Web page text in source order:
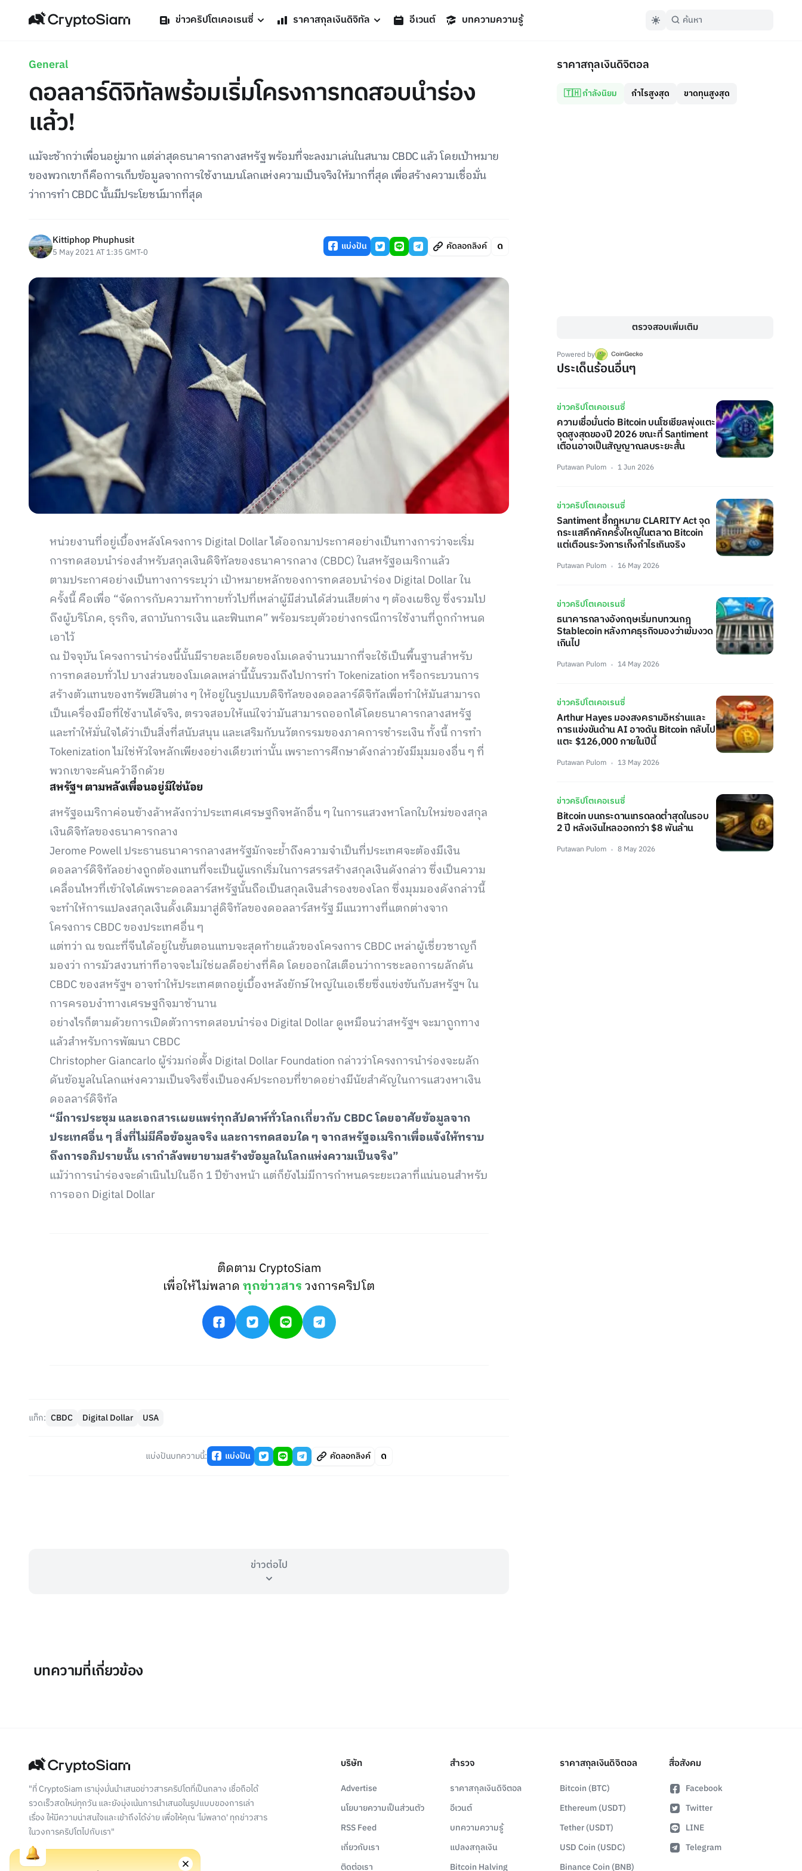
ข่าวคริปโตเคอเรนซี่ ราคาสกุลเงินดิจิทัล อีเวนต์ บทความความรู้
General
ดอลลาร์ดิจิทัลพร้อมเริ่มโครงการทดสอบนำร่อง
แล้ว!
แม้จะช้ากว่าเพื่อนอยู่มาก แต่ล่าสุดธนาคารกลางสหรัฐ พร้อมที่จะลงมาเล่นในสนาม CBDC แล้ว โดยเป้าหมาย
ของพวกเขาก็คือการเก็บข้อมูลจากการใช้งานบนโลกแห่งความเป็นจริงให้มากที่สุด เพื่อสร้างความเชื่อมั่น
ว่าการทำ CBDC นั้นมีประโยชน์มากที่สุด
Kittiphop Phuphusit
5 May 2021 AT 1:35 GMT-0 แบ่งปัน คัดลอกลิงค์
หน่วยงานที่อยู่เบื้องหลังโครงการ Digital Dollar ได้ออกมาประกาศอย่างเป็นทางการว่าจะเริ่ม
การทดสอบนำร่องสำหรับสกุลเงินดิจิทัลของธนาคารกลาง (CBDC) ในสหรัฐอเมริกาแล้ว
ตามประกาศอย่างเป็นทางการระบุว่า เป้าหมายหลักของการทดสอบนำร่อง Digital Dollar ใน
ครั้งนี้ คือเพื่อ “จัดการกับความท้าทายทั่วไปที่เหล่าผู้มีส่วนได้ส่วนเสียต่าง ๆ ต้องเผชิญ ซึ่งรวมไป
ถึงผู้บริโภค, ธุรกิจ, สถาบันการเงิน และฟินเทค” พร้อมระบุตัวอย่างกรณีการใช้งานที่ถูกกำหนด
เอาไว้
ณ ปัจจุบัน โครงการนำร่องนี้นั้นมีรายละเอียดของโมเดลจำนวนมากที่จะใช้เป็นพื้นฐานสำหรับ
การทดสอบทั่วไป บางส่วนของโมเดลเหล่านี้นั้นรวมถึงไปการทำ Tokenization หรือกระบวนการ
สร้างตัวแทนของทรัพย์สินต่าง ๆ ให้อยู่ในรูปแบบดิจิทัลของดอลลาร์ดิจิทัลเพื่อทำให้มันสามารถ
เป็นเครื่องมือที่ใช้งานได้จริง, ตรวจสอบให้แน่ใจว่ามันสามารถออกได้โดยธนาคารกลางสหรัฐ
และทำให้มั่นใจได้ว่าเป็นสิ่งที่สนับสนุน และเสริมกับนวัตกรรมของภาคการชำระเงิน ทั้งนี้ การทำ
Tokenization ไม่ใช่หัวใจหลักเพียงอย่างเดียวเท่านั้น เพราะการศึกษาดังกล่าวยังมีมุมมองอื่น ๆ ที่
พวกเขาจะค้นคว้าอีกด้วย
สหรัฐฯ ตามหลังเพื่อนอยู่มิใช่น้อย
สหรัฐอเมริกาค่อนข้างล้าหลังกว่าประเทศเศรษฐกิจหลักอื่น ๆ ในการแสวงหาโลกใบใหม่ของสกุล
เงินดิจิทัลของธนาคารกลาง
Jerome Powell ประธานธนาคารกลางสหรัฐมักจะย้ำถึงความจำเป็นที่ประเทศจะต้องมีเงิน
ดอลลาร์ดิจิทัลอย่างถูกต้องแทนที่จะเป็นผู้แรกเริ่มในการสรรสร้างสกุลเงินดังกล่าว ซึ่งเป็นความ
เคลื่อนไหวที่เข้าใจได้เพราะดอลลาร์สหรัฐนั้นถือเป็นสกุลเงินสำรองของโลก ซึ่งมุมมองดังกล่าวนี้
จะทำให้การแปลงสกุลเงินดั้งเดิมมาสู่ดิจิทัลของดอลลาร์สหรัฐ มีแนวทางที่แตกต่างจาก
โครงการ CBDC ของประเทศอื่น ๆ
แต่ทว่า ณ ขณะที่จีนได้อยู่ในขั้นตอนแทบจะสุดท้ายแล้วของโครงการ CBDC เหล่าผู้เชี่ยวชาญก็
มองว่า การมัวสงวนท่าทีอาจจะไม่ใช่ผลดีอย่างที่คิด โดยออกใสเตือนว่าการชะลอการผลักดัน
CBDC ของสหรัฐฯ อาจทำให้ประเทศตกอยู่เบื้องหลังยักษ์ใหญ่ในเอเชียซึ่งแข่งขันกับสหรัฐฯ ใน
การครอบงำทางเศรษฐกิจมาช้านาน
อย่างไรก็ตามด้วยการเปิดตัวการทดสอบนำร่อง Digital Dollar ดูเหมือนว่าสหรัฐฯ จะมาถูกทาง
แล้วสำหรับการพัฒนา CBDC
Christopher Giancarlo ผู้ร่วมก่อตั้ง Digital Dollar Foundation กล่าวว่าโครงการนำร่องจะผลัก
ดันข้อมูลในโลกแห่งความเป็นจริงซึ่งเป็นองค์ประกอบที่ขาดอย่างมีนัยสำคัญในการแสวงหาเงิน
ดอลลาร์ดิจิทัล
“มีการประชุม และเอกสารเผยแพร่ทุกสัปดาห์ทั่วโลกเกี่ยวกับ CBDC โดยอาศัยข้อมูลจาก
ประเทศอื่น ๆ สิ่งที่ไม่มีคือข้อมูลจริง และการทดสอบใด ๆ จากสหรัฐอเมริกาเพื่อแจ้งให้ทราบ
ถึงการอภิปรายนั้น เรากำลังพยายามสร้างข้อมูลในโลกแห่งความเป็นจริง”
แม้ว่าการนำร่องจะดำเนินไปในอีก 1 ปีข้างหน้า แต่ก็ยังไม่มีการกำหนดระยะเวลาที่แน่นอนสำหรับ
การออก Digital Dollar
ติดตาม CryptoSiam
เพื่อให้ไม่พลาดทุกข่าวสารวงการคริปโต
แท็ก: CBDC Digital Dollar USA
แบ่งปันบทความนี้: แบ่งปัน คัดลอกลิงค์
ข่าวต่อไป
ราคาสกุลเงินดิจิตอล
🇹🇭 กำลังนิยม กำไรสูงสุด ขาดทุนสูงสุด
ตรวจสอบเพิ่มเติม
Powered by
ประเด็นร้อนอื่นๆ
ข่าวคริปโตเคอเรนซี่
ความเชื่อมั่นต่อ Bitcoin บนโซเชียลพุ่งแตะ
จุดสูงสุดของปี 2026 ขณะที่ Santiment
เตือนอาจเป็นสัญญาณลบระยะสั้น
Putawan Pulom 1 Jun 2026
ข่าวคริปโตเคอเรนซี่
Santiment ชี้กฎหมาย CLARITY Act จุด
กระแสคึกคักครั้งใหญ่ในตลาด Bitcoin
แต่เตือนระวังการเก็งกำไรเกินจริง
Putawan Pulom 16 May 2026
ข่าวคริปโตเคอเรนซี่
ธนาคารกลางอังกฤษเริ่มทบทวนกฎ
Stablecoin หลังภาคธุรกิจมองว่าเข้มงวด
เกินไป
Putawan Pulom 14 May 2026
ข่าวคริปโตเคอเรนซี่
Arthur Hayes มองสงครามอิหร่านและ
การแข่งขันด้าน AI อาจดัน Bitcoin กลับไป
แตะ $126,000 ภายในปีนี้
Putawan Pulom 13 May 2026
ข่าวคริปโตเคอเรนซี่
Bitcoin บนกระดานเทรดลดต่ำสุดในรอบ
2 ปี หลังเงินไหลออกกว่า $8 พันล้าน
Putawan Pulom 8 May 2026
บทความที่เกี่ยวข้อง
"ที่ CryptoSiam เรามุ่งมั่นนำเสนอข่าวสารคริปโตที่เป็นกลาง เชื่อถือได้
รวดเร็วสดใหม่ทุกวัน และยังมุ่งเน้นการนำเสนอในรูปแบบของการเล่า
เรื่อง ให้มีความน่าสนใจและเข้าถึงได้ง่าย เพื่อให้คุณ 'ไม่พลาด' ทุกข่าวสาร
ในวงการคริปโตไปกับเรา"
บริษัท
Advertise
นโยบายความเป็นส่วนตัว
RSS Feed
เกี่ยวกับเรา
ติดต่อเรา
สำรวจ
ราคาสกุลเงินดิจิตอล
อีเวนต์
บทความความรู้
แปลงสกุลเงิน
Bitcoin Halving
ราคาสกุลเงินดิจิตอล
Bitcoin (BTC)
Ethereum (USDT)
Tether (USDT)
USD Coin (USDC)
Binance Coin (BNB)
สื่อสังคม
Facebook
Twitter
LINE
Telegram